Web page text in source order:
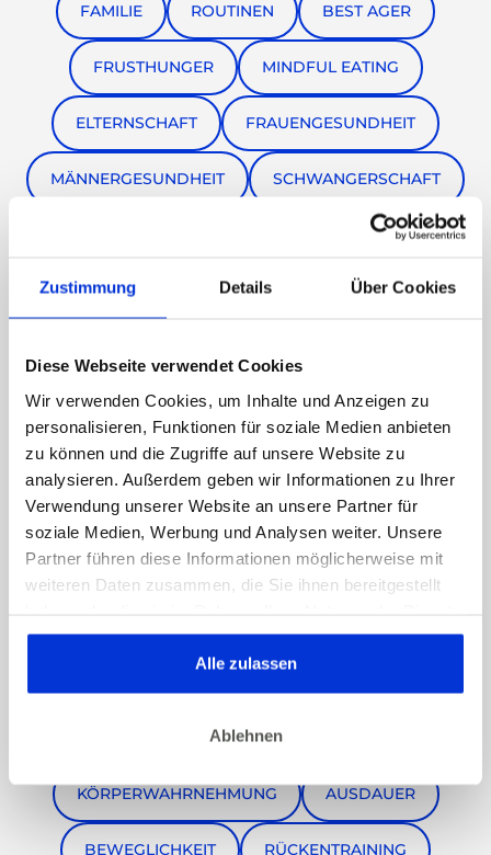
Zustimmung Details Über Cookies
Diese Webseite verwendet Cookies
Wir verwenden Cookies, um Inhalte und Anzeigen zu
personalisieren, Funktionen für soziale Medien anbieten
zu können und die Zugriffe auf unsere Website zu
analysieren. Außerdem geben wir Informationen zu Ihrer
Verwendung unserer Website an unsere Partner für
soziale Medien, Werbung und Analysen weiter. Unsere
Partner führen diese Informationen möglicherweise mit
weiteren Daten zusammen, die Sie ihnen bereitgestellt
gesammelt haben. Dies gilt auch für Gesundheitsdaten,
die gegebenenfalls für die Kursdurchführung erhoben
werden.
Alle zulassen
Ablehnen
FAMILIE ROUTINEN BEST AGER
FRUSTHUNGER MINDFUL EATING
ELTERNSCHAFT FRAUENGESUNDHEIT
MÄNNERGESUNDHEIT SCHWANGERSCHAFT
NACHHALTIGES ABNEHMEN DIÄTMYTHEN
GESUNDHEITSKAMPAGNE
LUNGENKREBSPRÄVENTION
WELTNICHTRAUCHERTAG
TABAKENTWÖHNUNG RAUCHFREI
STRESSREDUKTION
KÖRPERWAHRNEHMUNG AUSDAUER
BEWEGLICHKEIT RÜCKENTRAINING